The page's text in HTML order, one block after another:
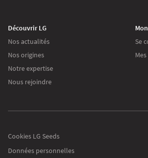
Découvrir LG
Nos actualités
Nos origines
Notre expertise
Nous rejoindre
Se
Cookies LG Seeds
Données personnelles
que vous faites de notre site. Ces informations nous